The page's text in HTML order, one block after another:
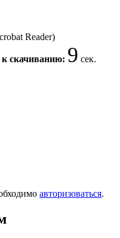
Reader)
к скачиванию: 9 сек.
авторизоваться.